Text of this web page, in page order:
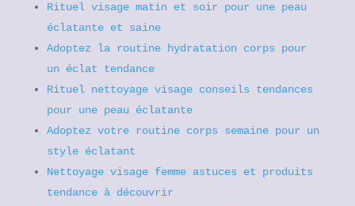
Rituel visage matin et soir pour une peau
éclatante et saine
Adoptez la routine hydratation corps pour
un éclat tendance
Rituel nettoyage visage conseils tendances
pour une peau éclatante
Adoptez votre routine corps semaine pour un
style éclatant
Nettoyage visage femme astuces et produits
tendance à découvrir